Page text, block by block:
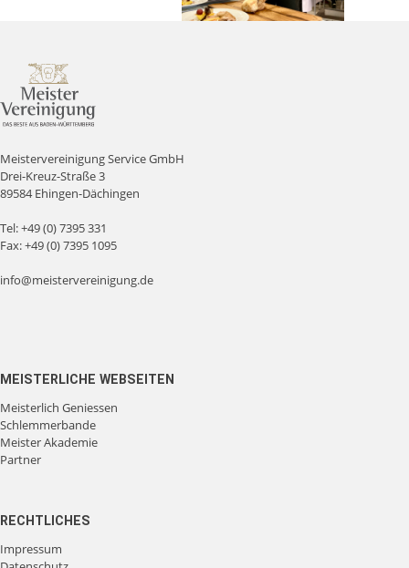
Meistervereinigung Service GmbH
Drei-Kreuz-Straße 3
89584 Ehingen-Dächingen
Tel:+49 (0) 7395 331
Fax: +49 (0) 7395 1095
info@meistervereinigung.de
MEISTERLICHE WEBSEITEN
Meisterlich Geniessen
Schlemmerbande
Meister Akademie
Partner
RECHTLICHES
Impressum